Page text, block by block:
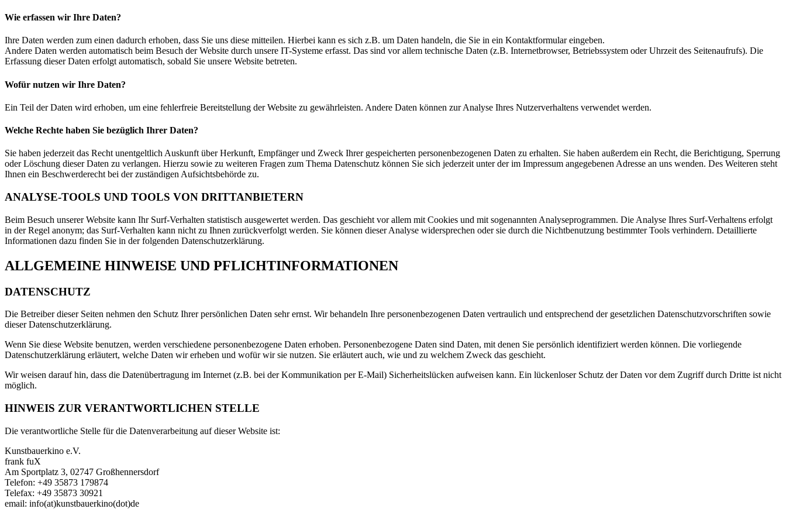
Wie erfassen wir Ihre Daten?
Ihre Daten werden zum einen dadurch erhoben, dass Sie uns diese mitteilen. Hierbei kann es sich z.B. um Daten handeln, die Sie in ein Kontaktformular eingeben.
Andere Daten werden automatisch beim Besuch der Website durch unsere IT-Systeme erfasst. Das sind vor allem technische Daten (z.B. Internetbrowser, Betriebssystem oder Uhrzeit des Seitenaufrufs). Die
Erfassung dieser Daten erfolgt automatisch, sobald Sie unsere Website betreten.
Wofür nutzen wir Ihre Daten?
Ein Teil der Daten wird erhoben, um eine fehlerfreie Bereitstellung der Website zu gewährleisten. Andere Daten können zur Analyse Ihres Nutzerverhaltens verwendet werden.
Welche Rechte haben Sie bezüglich Ihrer Daten?
Sie haben jederzeit das Recht unentgeltlich Auskunft über Herkunft, Empfänger und Zweck Ihrer gespeicherten personenbezogenen Daten zu erhalten. Sie haben außerdem ein Recht, die Berichtigung, Sperrung
oder Löschung dieser Daten zu verlangen. Hierzu sowie zu weiteren Fragen zum Thema Datenschutz können Sie sich jederzeit unter der im Impressum angegebenen Adresse an uns wenden. Des Weiteren steht
Ihnen ein Beschwerderecht bei der zuständigen Aufsichtsbehörde zu.
ANALYSE-TOOLS UND TOOLS VON DRITTANBIETERN
Beim Besuch unserer Website kann Ihr Surf-Verhalten statistisch ausgewertet werden. Das geschieht vor allem mit Cookies und mit sogenannten Analyseprogrammen. Die Analyse Ihres Surf-Verhaltens erfolgt
in der Regel anonym; das Surf-Verhalten kann nicht zu Ihnen zurückverfolgt werden. Sie können dieser Analyse widersprechen oder sie durch die Nichtbenutzung bestimmter Tools verhindern. Detaillierte
Informationen dazu finden Sie in der folgenden Datenschutzerklärung.
ALLGEMEINE HINWEISE UND PFLICHTINFORMATIONEN
DATENSCHUTZ
Die Betreiber dieser Seiten nehmen den Schutz Ihrer persönlichen Daten sehr ernst. Wir behandeln Ihre personenbezogenen Daten vertraulich und entsprechend der gesetzlichen Datenschutzvorschriften sowie
dieser Datenschutzerklärung.
Wenn Sie diese Website benutzen, werden verschiedene personenbezogene Daten erhoben. Personenbezogene Daten sind Daten, mit denen Sie persönlich identifiziert werden können. Die vorliegende
Datenschutzerklärung erläutert, welche Daten wir erheben und wofür wir sie nutzen. Sie erläutert auch, wie und zu welchem Zweck das geschieht.
Wir weisen darauf hin, dass die Datenübertragung im Internet (z.B. bei der Kommunikation per E-Mail) Sicherheitslücken aufweisen kann. Ein lückenloser Schutz der Daten vor dem Zugriff durch Dritte ist nicht
möglich.
HINWEIS ZUR VERANTWORTLICHEN STELLE
Die verantwortliche Stelle für die Datenverarbeitung auf dieser Website ist:
Kunstbauerkino e.V.
frank fuX
Am Sportplatz 3, 02747 Großhennersdorf
Telefon: +49 35873 179874
Telefax: +49 35873 30921
email: info(at)kunstbauerkino(dot)de